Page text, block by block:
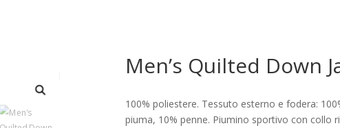
Men’s Quilted Down
100% poliestere. Tessuto esterno e fodera:
piuma, 10% penne. Piumino sportivo con collo